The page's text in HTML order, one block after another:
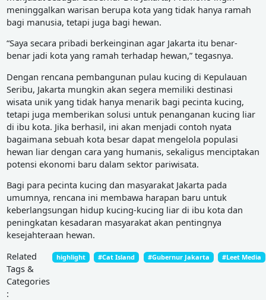
meninggalkan warisan berupa kota yang tidak hanya ramah
bagi manusia, tetapi juga bagi hewan.
“Saya secara pribadi berkeinginan agar Jakarta itu benar-
benar jadi kota yang ramah terhadap hewan,” tegasnya.
Dengan rencana pembangunan pulau kucing di Kepulauan
Seribu, Jakarta mungkin akan segera memiliki destinasi
wisata unik yang tidak hanya menarik bagi pecinta kucing,
tetapi juga memberikan solusi untuk penanganan kucing liar
di ibu kota. Jika berhasil, ini akan menjadi contoh nyata
bagaimana sebuah kota besar dapat mengelola populasi
hewan liar dengan cara yang humanis, sekaligus menciptakan
potensi ekonomi baru dalam sektor pariwisata.
Bagi para pecinta kucing dan masyarakat Jakarta pada
umumnya, rencana ini membawa harapan baru untuk
keberlangsungan hidup kucing-kucing liar di ibu kota dan
peningkatan kesadaran masyarakat akan pentingnya
kesejahteraan hewan.
Related
Tags &
Categories
:
highlight #Cat Island #Gubernur Jakarta #Leet Media